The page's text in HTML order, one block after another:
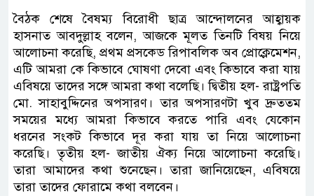
বৈঠক শেষে বৈষম্য বিরোধী ছাত্র আন্দোলনের আহ্বায়ক
হাসনাত আবদুল্লাহ বলেন, আজকে মূলত তিনটি বিষয় নিয়ে
আলোচনা করেছি, প্রথম প্রসকেড রিপাবলিক অব প্রোক্লেমেশন,
এটি আমরা কে কিভাবে ঘোষণা দেবো এবং কিভাবে করা যায়
এবিষয়ে তাদের সঙ্গে আমরা কথা বলেছি। দ্বিতীয় হল- রাষ্ট্রপতি
মো. সাহাবুদ্দিনের অপসারণ। তার অপসারণটা খুব দ্রুততম
সময়ের মধ্যে আমরা কিভাবে করতে পারি এবং যেকোন
ধরনের সংকট কিভাবে দূর করা যায় তা নিয়ে আলোচনা
করেছি। তৃতীয় হল- জাতীয় ঐক্য নিয়ে আলোচনা করেছি।
তারা আমাদের কথা শুনেছেন। তারা জানিয়েছেন, এবিষয়ে
তারা তাদের ফোরামে কথা বলবেন।